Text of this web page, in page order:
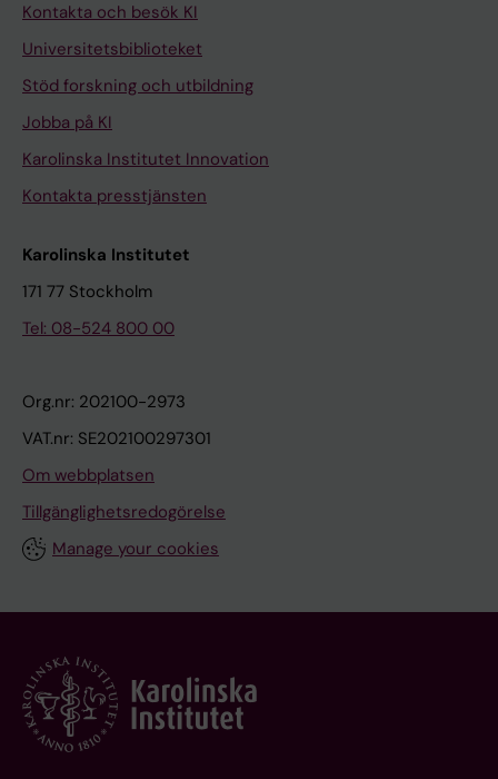
Kontakta och besök KI
Universitetsbiblioteket
Stöd forskning och utbildning
Jobba på KI
Karolinska Institutet Innovation
Kontakta presstjänsten
Karolinska Institutet
171 77 Stockholm
Tel: 08-524 800 00
Org.nr: 202100-2973
VAT.nr: SE202100297301
Om webbplatsen
Tillgänglighetsredogörelse
Manage your cookies